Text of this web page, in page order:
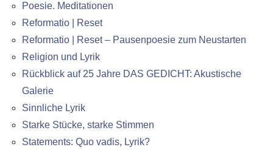
Poesie. Meditationen
Reformatio | Reset
Reformatio | Reset – Pausenpoesie zum Neustarten
Religion und Lyrik
Rückblick auf 25 Jahre DAS GEDICHT: Akustische
Galerie
Sinnliche Lyrik
Starke Stücke, starke Stimmen
Statements: Quo vadis, Lyrik?